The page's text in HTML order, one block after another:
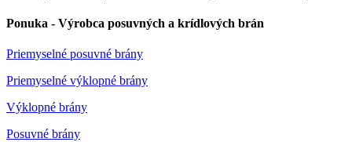
Ponuka - Výrobca posuvných a krídlových brán
Priemyselné posuvné brány
Priemyselné výklopné brány
Výklopné brány
Posuvné brány